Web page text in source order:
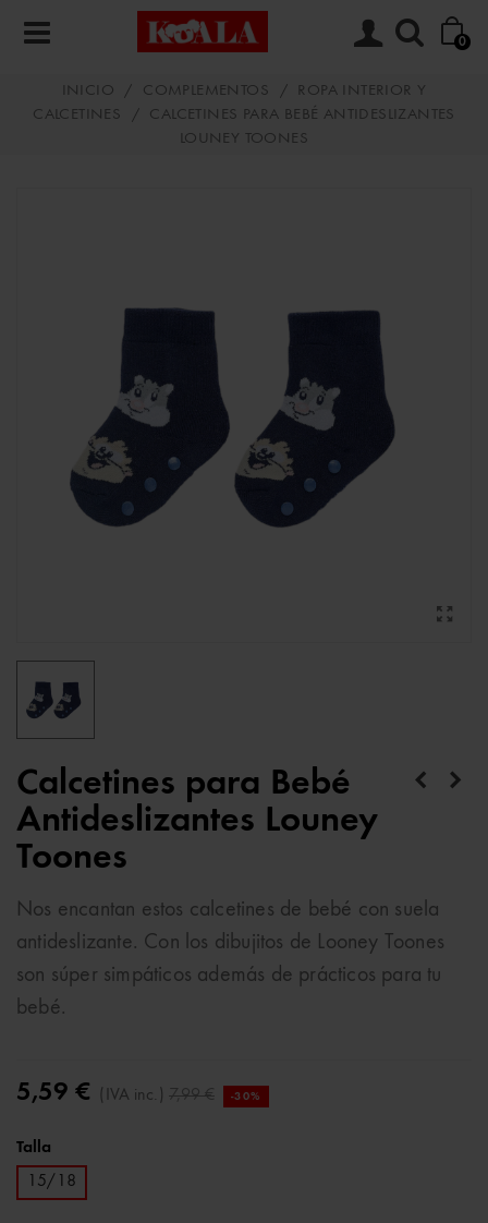
0
INICIO / COMPLEMENTOS /
ROPA INTERIOR Y
CALCETINES
/
CALCETINES PARA BEBÉ ANTIDESLIZANTES
LOUNEY TOONES
Calcetines para Bebé
Antideslizantes Louney
Toones
Nos encantan estos calcetines de bebé con suela
antideslizante. Con los dibujitos de Looney Toones
son súper simpáticos además de prácticos para tu
bebé.
5,59 € (IVA inc.) 7,99 € -30%
Talla
15/18